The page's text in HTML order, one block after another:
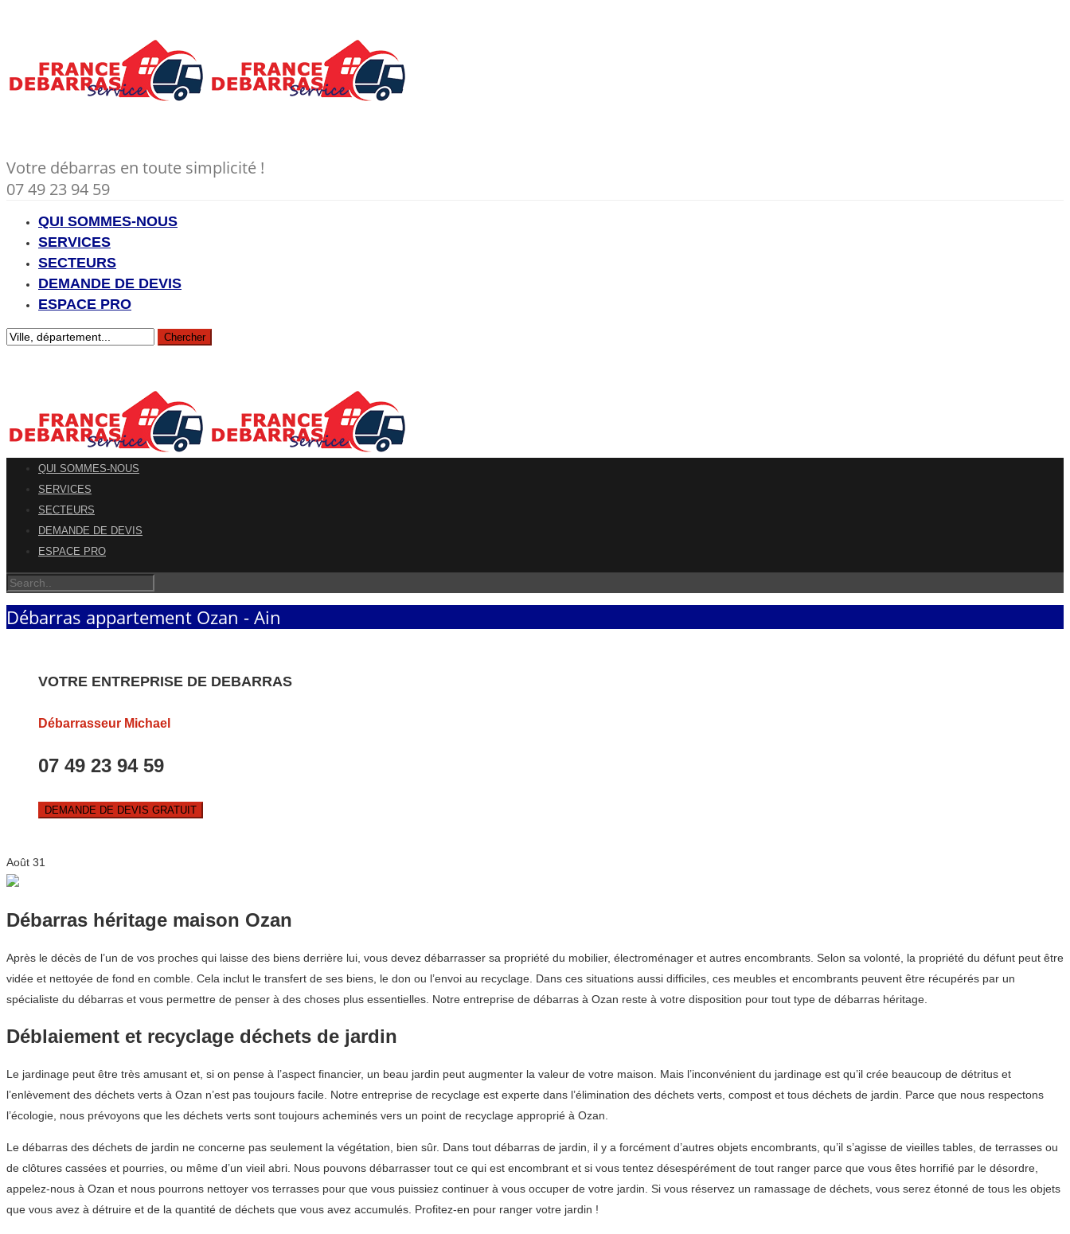
Votre débarras en toute simplicité !
07 49 23 94 59
QUI SOMMES-NOUS
SERVICES
SECTEURS
DEMANDE DE DEVIS
ESPACE PRO
QUI SOMMES-NOUS
SERVICES
SECTEURS
DEMANDE DE DEVIS
ESPACE PRO
Débarras appartement Ozan - Ain
VOTRE ENTREPRISE DE DEBARRAS
Débarrasseur Michael
07 49 23 94 59
DEMANDE DE DEVIS GRATUIT
Août 31
Débarras héritage maison Ozan
Après le décès de l’un de vos proches qui laisse des biens derrière lui, vous devez débarrasser sa propriété du mobilier, électroménager et autres encombrants. Selon sa volonté, la propriété du défunt peut être
vidée et nettoyée de fond en comble. Cela inclut le transfert de ses biens, le don ou l’envoi au recyclage. Dans ces situations aussi difficiles, ces meubles et encombrants peuvent être récupérés par un
spécialiste du débarras et vous permettre de penser à des choses plus essentielles. Notre entreprise de débarras à Ozan reste à votre disposition pour tout type de débarras héritage.
Déblaiement et recyclage déchets de jardin
Le jardinage peut être très amusant et, si on pense à l’aspect financier, un beau jardin peut augmenter la valeur de votre maison. Mais l’inconvénient du jardinage est qu’il crée beaucoup de détritus et
l’enlèvement des déchets verts à Ozan n’est pas toujours facile. Notre entreprise de recyclage est experte dans l’élimination des déchets verts, compost et tous déchets de jardin. Parce que nous respectons
l’écologie, nous prévoyons que les déchets verts sont toujours acheminés vers un point de recyclage approprié à Ozan.
Le débarras des déchets de jardin ne concerne pas seulement la végétation, bien sûr. Dans tout débarras de jardin, il y a forcément d’autres objets encombrants, qu’il s’agisse de vieilles tables, de terrasses ou
de clôtures cassées et pourries, ou même d’un vieil abri. Nous pouvons débarrasser tout ce qui est encombrant et si vous tentez désespérément de tout ranger parce que vous êtes horrifié par le désordre,
appelez-nous à Ozan et nous pourrons nettoyer vos terrasses pour que vous puissiez continuer à vous occuper de votre jardin. Si vous réservez un ramassage de déchets, vous serez étonné de tous les objets
que vous avez à détruire et de la quantité de déchets que vous avez accumulés. Profitez-en pour ranger votre jardin !